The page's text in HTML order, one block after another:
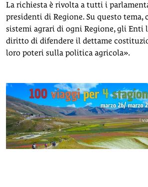
La richiesta è rivolta a tutti i
presidenti di Regione. Su questo tema,
sistemi agrari di ogni Regione, gli Enti
diritto di difendere il dettame
loro poteri sulla politica agricola».